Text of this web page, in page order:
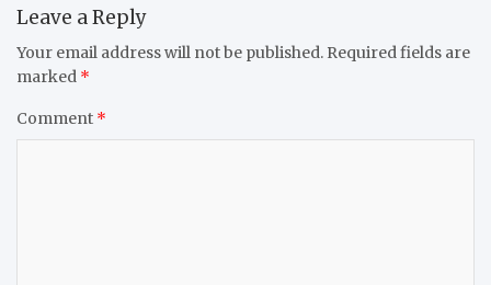
Leave a Reply
Your email address will not be published. Required fields are
marked *
Comment *